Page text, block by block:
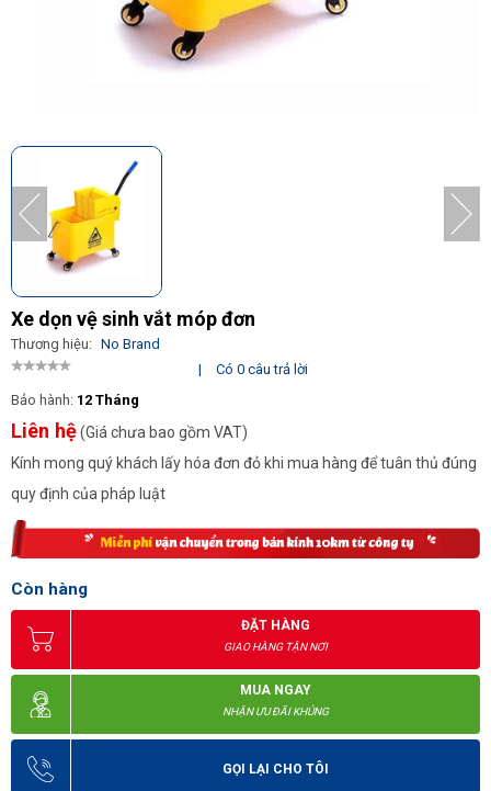
Xe dọn vệ sinh vắt móp đơn
Thương hiệu: No Brand
|
Có 0 câu trả lời
Bảo hành: 12 Tháng
Liên hệ(Giá chưa bao gồm VAT)
Kính mong quý khách lấy hóa đơn đỏ khi mua hàng để tuân thủ đúng
quy định của pháp luật
Còn hàng
ĐẶT HÀNG
GIAO HÀNG TẬN NƠI
MUA NGAY
NHẬN ƯU ĐÃI KHỦNG
GỌI LẠI CHO TÔI